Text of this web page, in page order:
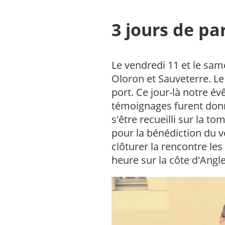
3 jours de
Le vendredi 11 et le
Oloron et Sauveterre.
port. Ce jour-là notre
témoignages furent
s'être recueilli sur la
pour la bénédiction du
clôturer la rencontre
heure sur la côte